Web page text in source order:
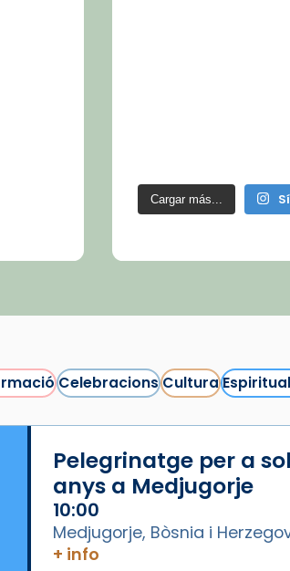
Cargar más...
CelebracionsCultura
Pelegrinatge per a
anys a Medjugorje
10:00
Medjugorje, Bòsnia i
+ info